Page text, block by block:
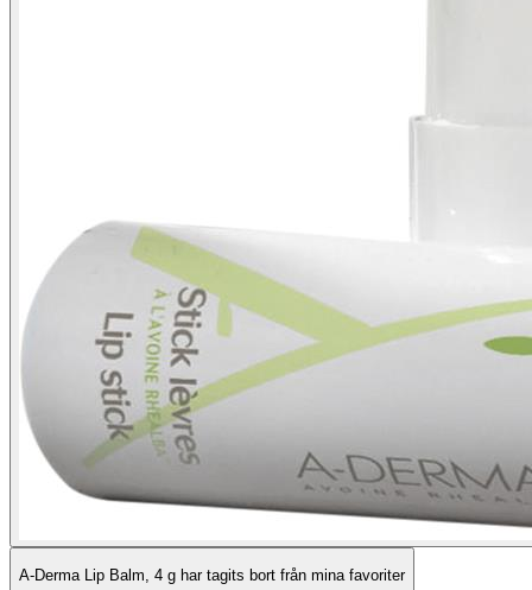
A-Derma Lip Balm, 4 g har tagits bort från mina favoriter